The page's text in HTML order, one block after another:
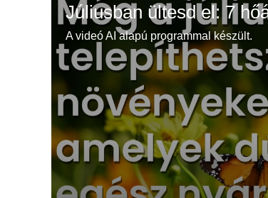
Júliusban ültesd el: 7
A videó AI alapú programmal készült.